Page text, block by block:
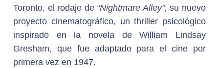
Toronto, el rodaje de “Nightmare Alley”, su nuevo
proyecto cinematográfico, un thriller psicológico
inspirado en la novela de William Lindsay
Gresham, que fue adaptado para el cine por
primera vez en 1947.